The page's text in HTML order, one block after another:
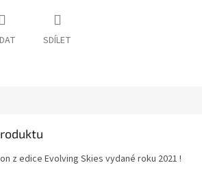
SDÍLET
z edice Evolving Skies vydané roku 2021 !